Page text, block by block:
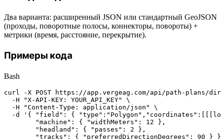
Два варианта: расширенный JSON или стандартный GeoJSON
(проходы, поворотные полосы, коннекторы, повороты) +
метрики (время, расстояние, перекрытие).
Примеры кода
Bash
curl -X POST https://app.vergeag.com/api/path-plans/
  -H "X-API-KEY: YOUR_API_KEY" \
  -H "Content-Type: application/json" \
-d '{ "field": {
        "machine": { "widthMeters": 12 },
        "headland": { "passes": 2 },
"tracks": { "preferredDirectionDegrees": 90 }